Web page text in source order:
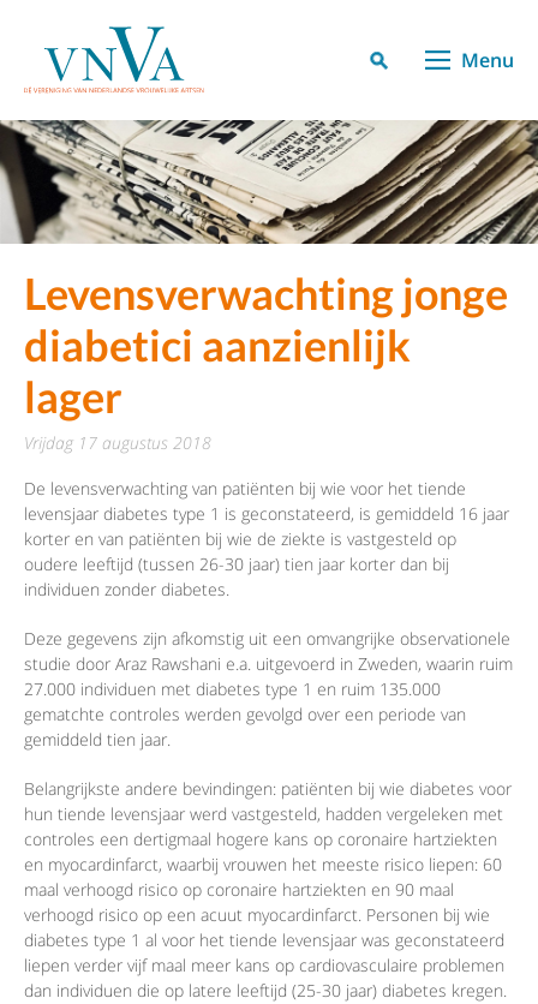
Menu
Levensverwachting jonge
diabetici aanzienlijk
lager
vrijdag 17 augustus 2018
De levensverwachting van patiënten bij wie voor het tiende
levensjaar diabetes type 1 is geconstateerd, is gemiddeld 16 jaar
korter en van patiënten bij wie de ziekte is vastgesteld op
oudere leeftijd (tussen 26-30 jaar) tien jaar korter dan bij
individuen zonder diabetes.
Deze gegevens zijn afkomstig uit een omvangrijke observationele
studie door Araz Rawshani e.a. uitgevoerd in Zweden, waarin ruim
27.000 individuen met diabetes type 1 en ruim 135.000
gematchte controles werden gevolgd over een periode van
gemiddeld tien jaar.
Belangrijkste andere bevindingen: patiënten bij wie diabetes voor
hun tiende levensjaar werd vastgesteld, hadden vergeleken met
controles een dertigmaal hogere kans op coronaire hartziekten
en myocardinfarct, waarbij vrouwen het meeste risico liepen: 60
maal verhoogd risico op coronaire hartziekten en 90 maal
verhoogd risico op een acuut myocardinfarct. Personen bij wie
diabetes type 1 al voor het tiende levensjaar was geconstateerd
liepen verder vijf maal meer kans op cardiovasculaire problemen
dan individuen die op latere leeftijd (25-30 jaar) diabetes kregen.